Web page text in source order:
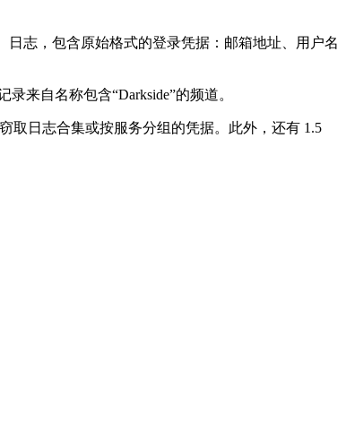
日志，包含原始格式的登录凭据：邮箱地址、用户名
来自名称包含“Darkside”的频道。
取日志合集或按服务分组的凭据。此外，还有 1.5